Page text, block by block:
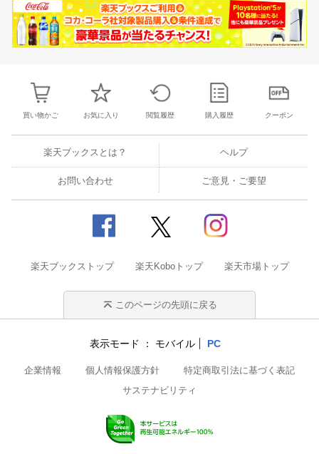
買い物かご お気に入り 閲覧履歴 購入履歴 クーポン
楽天ブックスとは？ ヘルプ
お問い合わせ ご意見・ご要望
楽天ブックストップ 楽天Koboトップ 楽天市場トップ
このページの先頭に戻る
表示モード モバイル PC
企業情報 個人情報保護方針
特定商取引法に基づく表記
サステナビリティ